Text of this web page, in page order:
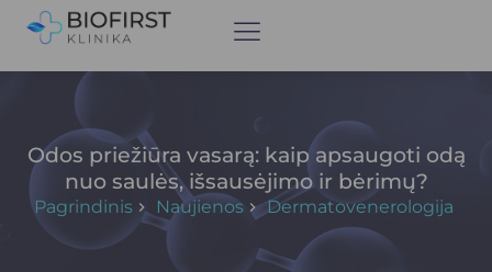
Odos priežiūra vasarą: kaip apsaugoti odą
nuo saulės, išsausėjimo ir bėrimų?
Pagrindinis Naujienos Dermatovenerologija